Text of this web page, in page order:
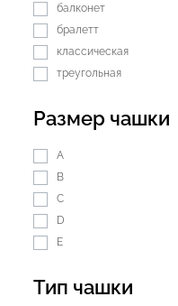
балконет
бралетт
классическая
треугольная
Размер чашки
A
B
C
D
E
Тип чашки